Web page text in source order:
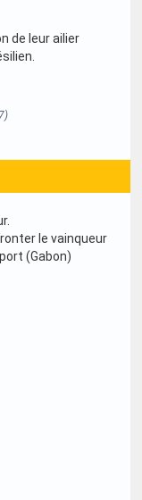
de leur ailier
le vainqueur
(Gabon)